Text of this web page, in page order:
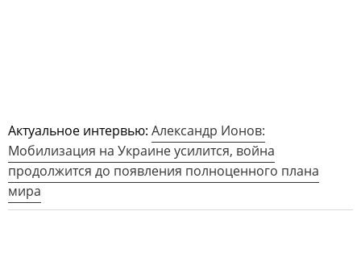
Актуальное интервью: Александр Ионов:
Мобилизация на Украине усилится, война
продолжится до появления полноценного плана
мира